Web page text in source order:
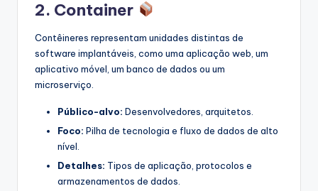
2. Container
Contêineres representam unidades distintas de
software implantáveis, como uma aplicação web, um
aplicativo móvel, um banco de dados ou um
microserviço.
Público-alvo: Desenvolvedores, arquitetos.
Foco: Pilha de tecnologia e fluxo de dados de alto
nível.
Detalhes: Tipos de aplicação, protocolos e
armazenamentos de dados.